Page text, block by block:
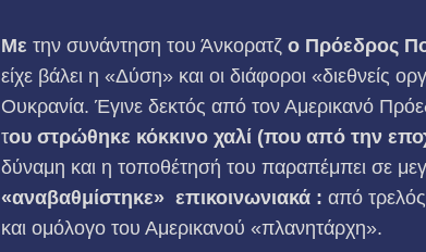
Με την συνάντηση του Άνκορατζ ο Πρόεδρος
είχε βάλει η «Δύση» και οι διάφοροι «διεθνείς
Ουκρανία. Έγινε δεκτός από τον Αμερικανό
του στρώθηκε κόκκινο χαλί (που από την
δύναμη και η τοποθέτησή του παραπέμπει σε
«αναβαθμίστηκε» επικοινωνιακά : από
και ομόλογο του Αμερικανού «πλανητάρχη».